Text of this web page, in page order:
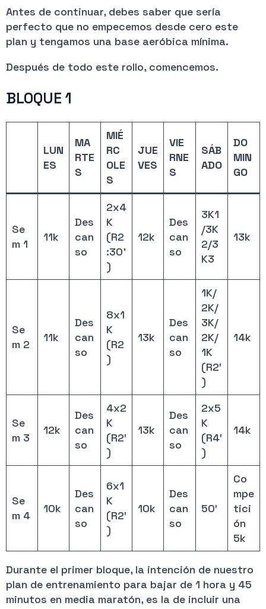
Antes de continuar, debes saber que sería
perfecto que no empecemos desde cero este
plan y tengamos una base aeróbica mínima.
Después de todo este rollo, comencemos.
BLOQUE 1
LUN
ES
MA
RTE
S
MIÉ
RC
OLE
S
JUE
VES
VIE
RNE
S
SÁB
ADO
DO
MIN
GO
Se
m 1
11k
Des
can
so
2x4
K
(R2
:30’
)
12k
Des
can
so
3K1
/3K
2/3
K3
13k
Se
m 2
11k
Des
can
so
8x1
K
(R2
)
13k
Des
can
so
1K/
2K/
3K/
2K/
1K
(R2′
)
14k
Se
m 3
12k
Des
can
so
4x2
K
(R2′
)
13k
Des
can
so
2x5
K
(R4′
)
14k
Se
m 4
10k
Des
can
so
6x1
K
(R2′
)
10k
Des
can
so
50′
Co
mpe
tici
ón
5k
Durante el primer bloque, la intención de nuestro
plan de entrenamiento para bajar de 1 hora y 45
minutos en media maratón, es la de incluir una